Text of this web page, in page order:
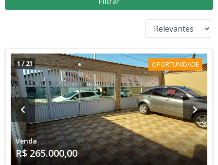
1/21 OPORTUNIDADE
Venda
R$ 265.000,00